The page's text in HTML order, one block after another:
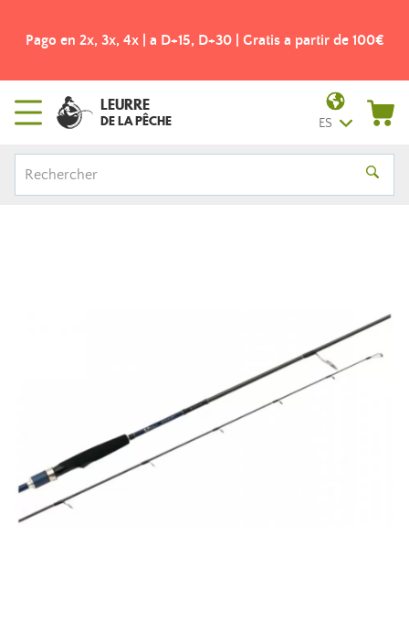
Pago en 2x, 3x, 4x | a D+15, D+30 | Gratis a partir de 100€
LEURRE
DE LA PÊCHE ES